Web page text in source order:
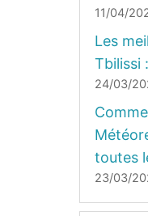
11/04/
Les
Tbilissi
24/03/
toutes
23/03/